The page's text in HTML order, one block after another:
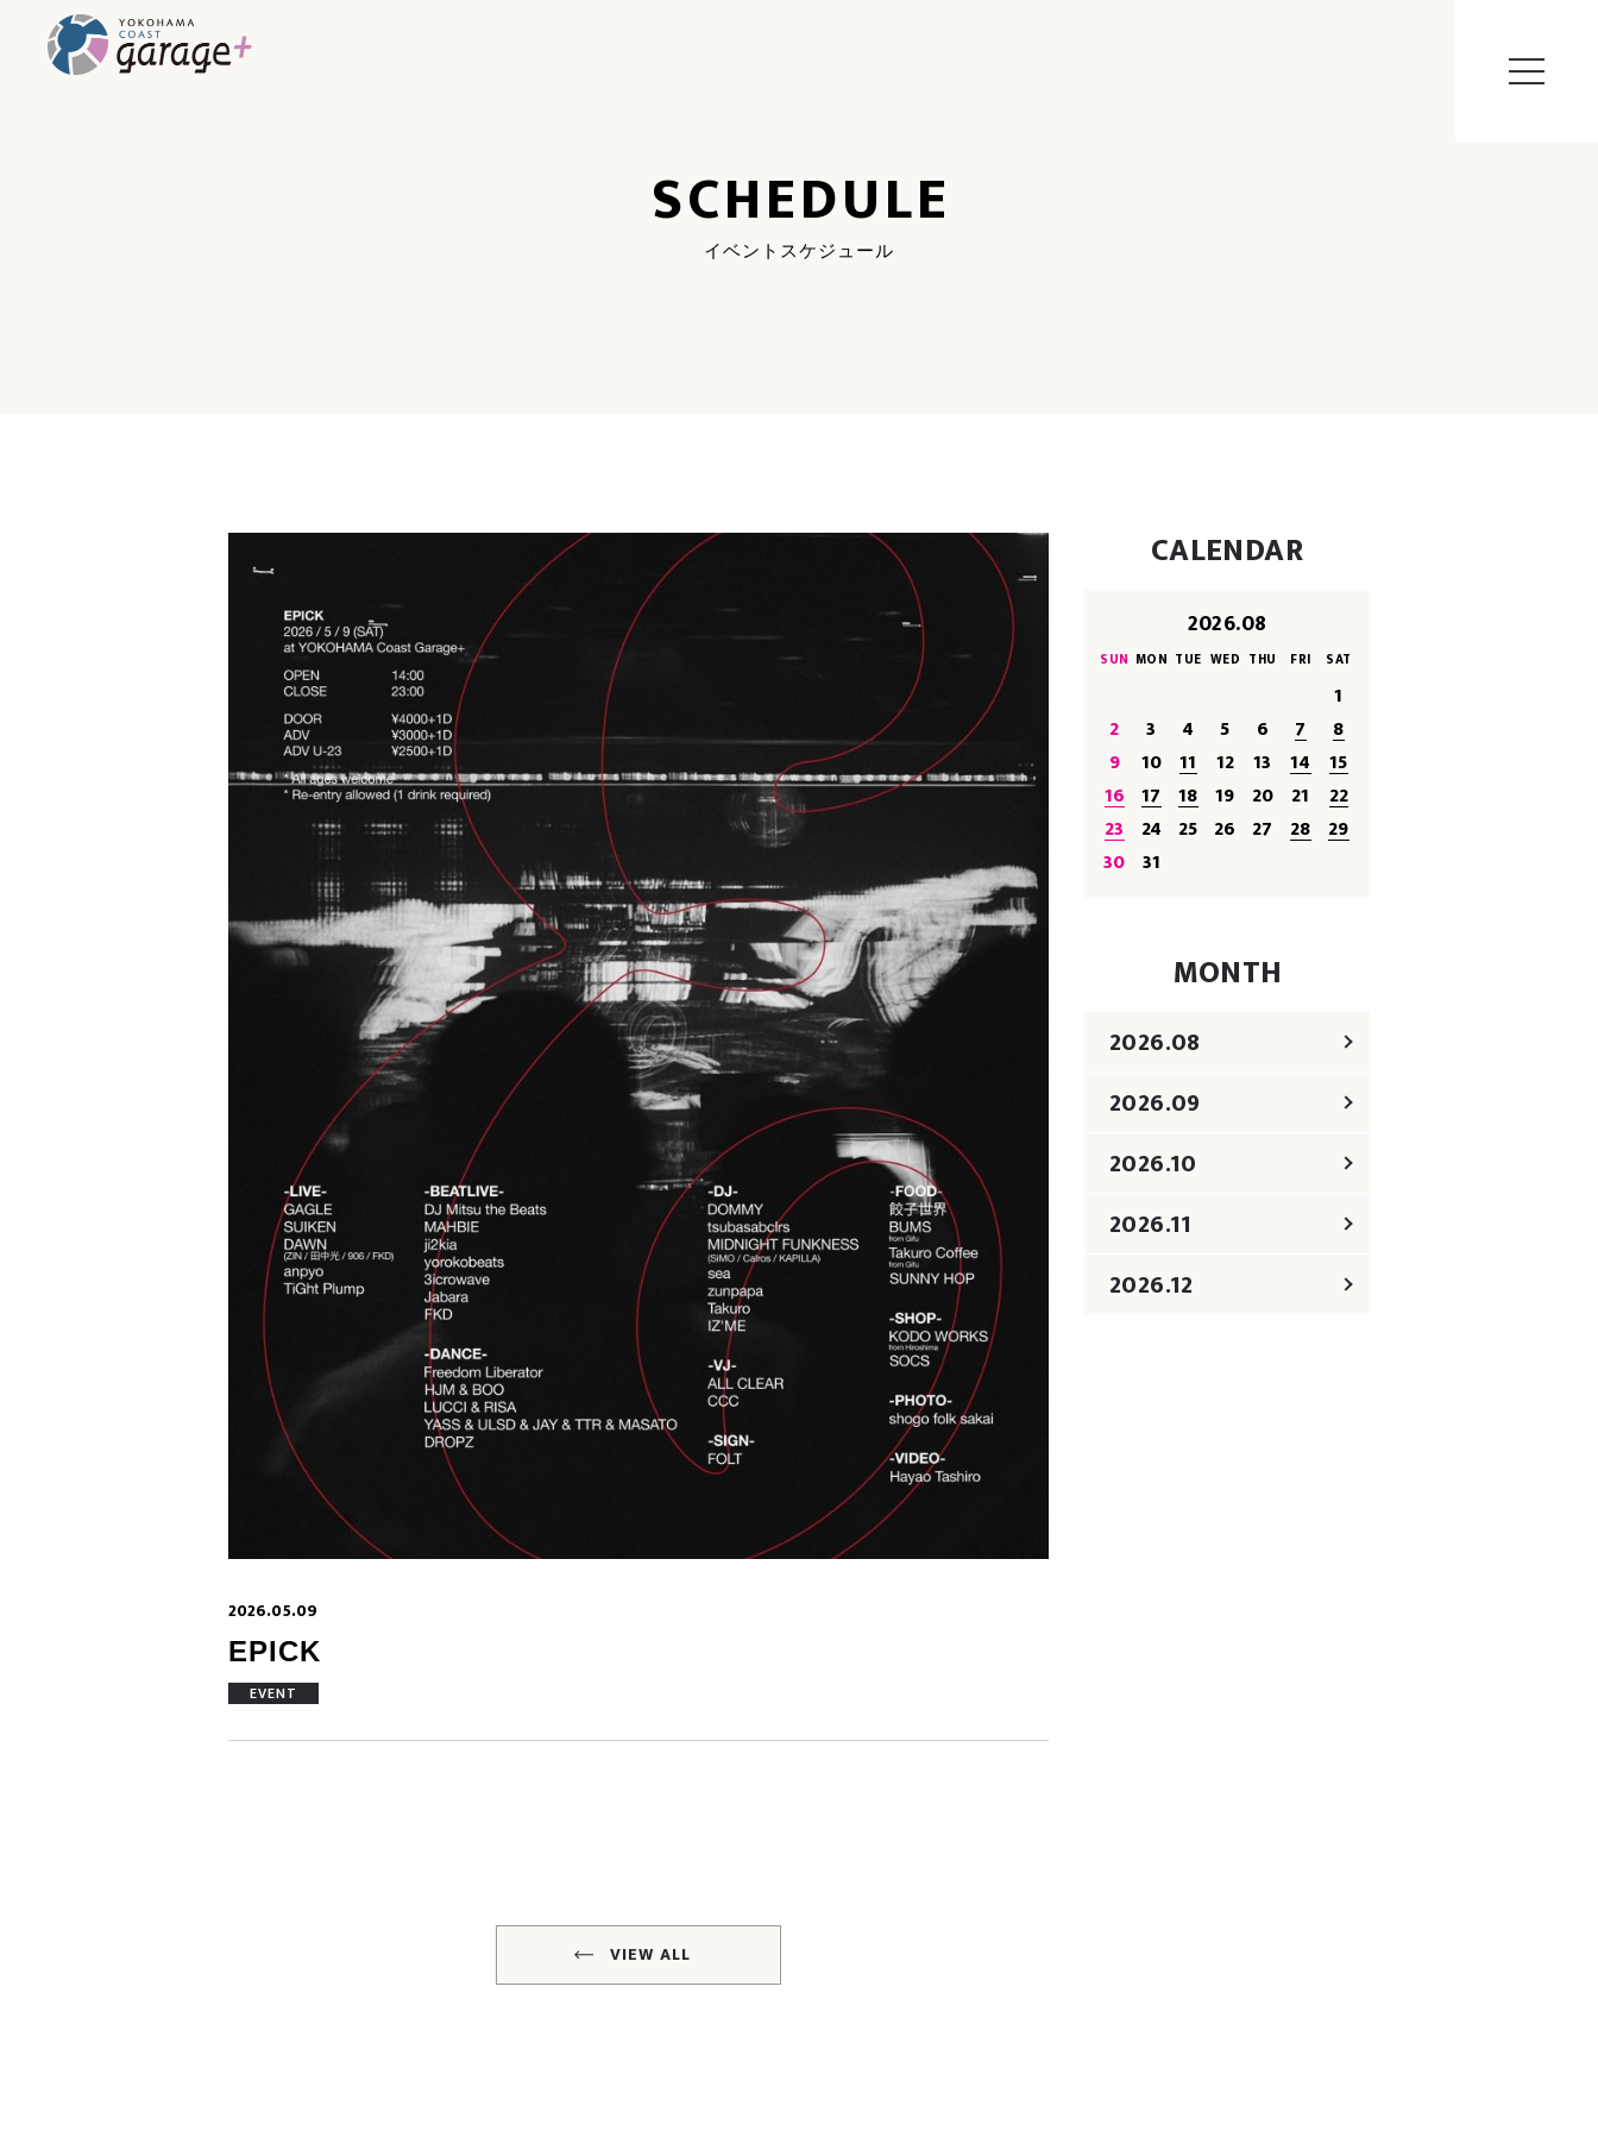
SCHEDULE
イベントスケジュール
2026.05.09
EPICK
EVENT
VIEW ALL
CALENDAR
2026.08
SUN MON TUE WED THU FRI SAT
1
2
3 4 5 6 7
8
9
10 11 12 13 14
15
16 17 18 19 20 21
22
23
24 25 26 27 28 29
30 31
MONTH
2026.08
2026.09
2026.10
2026.11
2026.12